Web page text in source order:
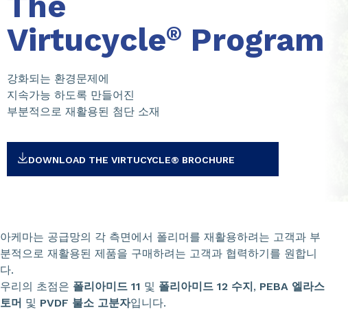
Virtucycle® Program
강화되는 환경문제에
지속가능 하도록 만들어진
부분적으로 재활용된 첨단 소재
DOWNLOAD THE VIRTUCYCLE® BROCHURE
아케마는 공급망의 각 측면에서 폴리머를 재활용하려는 고객과 부
분적으로 재활용된 제품을 구매하려는 고객과 협력하기를 원합니
다.
우리의 초점은 폴리아미드 11 및 폴리아미드 12 수지, PEBA 엘라스
토머 및 PVDF 불소 고분자입니다.